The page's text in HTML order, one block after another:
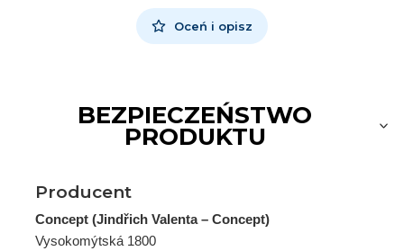
Oceń i opisz
BEZPIECZEŃSTWO
PRODUKTU
Producent
Concept (Jindřich Valenta – Concept)
Vysokomýtská 1800